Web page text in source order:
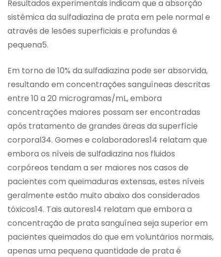
Resultados experimentais indicam que a absorção
sistêmica da sulfadiazina de prata em pele normal e
através de lesões superficiais e profundas é
pequena5.
Em torno de 10% da sulfadiazina pode ser absorvida,
resultando em concentrações sanguíneas descritas
entre 10 a 20 microgramas/mL, embora
concentrações maiores possam ser encontradas
após tratamento de grandes áreas da superfície
corporal34. Gomes e colaboradores14 relatam que
embora os níveis de sulfadiazina nos fluidos
corpóreos tendam a ser maiores nos casos de
pacientes com queimaduras extensas, estes níveis
geralmente estão muito abaixo dos considerados
tóxicos14. Tais autores14 relatam que embora a
concentração de prata sanguínea seja superior em
pacientes queimados do que em voluntários normais,
apenas uma pequena quantidade de prata é